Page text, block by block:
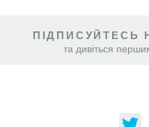
ПІДПИСУЙТЕСЬ
та дивіться